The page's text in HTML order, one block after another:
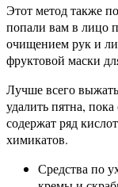
Этот метод также
попали вам в лицо
очищением рук и
фруктовой маски
Лучше всего
удалить пятна,
содержат ряд
химикатов.
Средства по